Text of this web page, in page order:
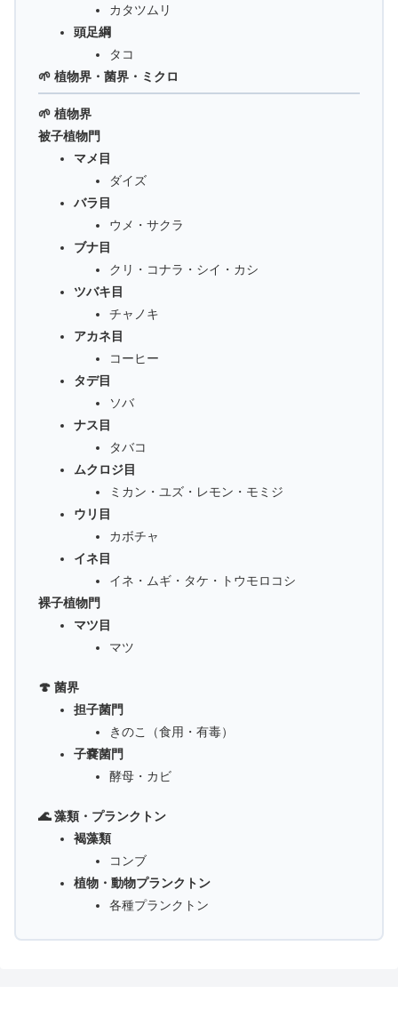
カタツムリ
頭足綱
タコ
🌱 植物界・菌界・ミクロ
🌱 植物界
被子植物門
マメ目
ダイズ
バラ目
ウメ・サクラ
ブナ目
クリ・コナラ・シイ・カシ
ツバキ目
チャノキ
アカネ目
コーヒー
タデ目
ソバ
ナス目
タバコ
ムクロジ目
ミカン・ユズ・レモン・モミジ
ウリ目
カボチャ
イネ目
イネ・ムギ・タケ・トウモロコシ
裸子植物門
マツ目
マツ
🍄 菌界
担子菌門
きのこ（食用・有毒）
子嚢菌門
酵母・カビ
🌊 藻類・プランクトン
褐藻類
コンブ
植物・動物プランクトン
各種プランクトン